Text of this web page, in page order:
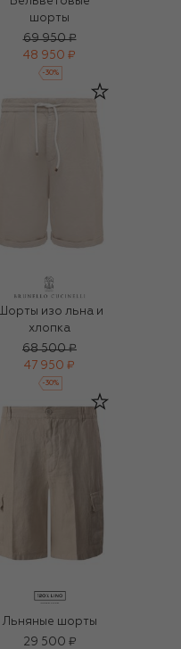
шорты
69 950 ₽
48 950 ₽
-30%
Шорты изо льна и
хлопка
68 500 ₽
47 950 ₽
-30%
Льняные шорты
29 500 ₽